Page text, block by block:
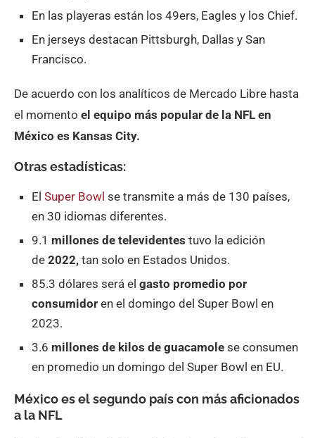
En las playeras están los 49ers, Eagles y los Chief.
En jerseys destacan Pittsburgh, Dallas y San
Francisco.
De acuerdo con los analíticos de Mercado Libre hasta
el momento el equipo más popular de la NFL en
México es Kansas City.
Otras estadísticas:
El Super Bowl se transmite a más de 130 países,
en 30 idiomas diferentes.
9.1 millones de televidentes tuvo la edición
de 2022, tan solo en Estados Unidos.
85.3 dólares será el gasto promedio por
consumidor en el domingo del Super Bowl en
2023.
3.6 millones de kilos de guacamole se consumen
en promedio un domingo del Super Bowl en EU.
México es el segundo país con más aficionados
a la NFL